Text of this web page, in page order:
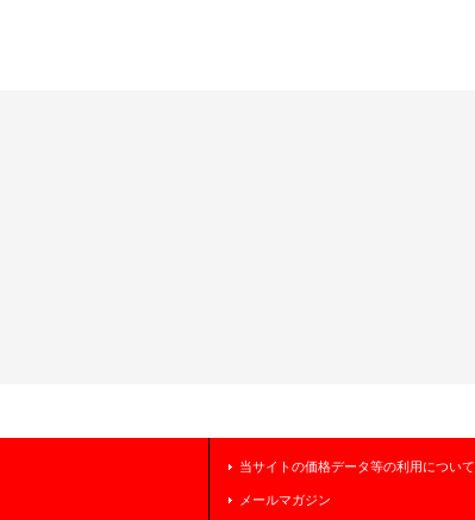
当サイトの価格データ等の利用について
メールマガジン